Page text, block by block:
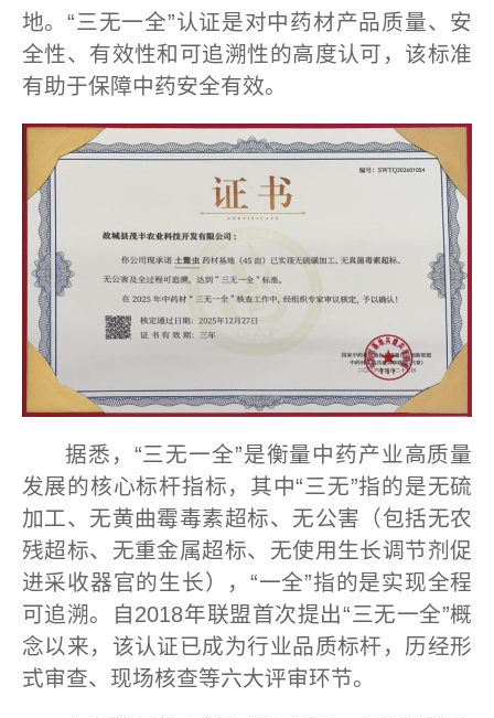
地。‌“三无一全”认证是对中药材产品质量、安
全性、有效性和可追溯性的高度认可，该标准
有助于保障中药安全有效。
据悉，“三无一全”是衡量中药产业高质量
发展的核心标杆指标，其中“三无”指的是无硫
加工、无黄曲霉毒素超标、无公害（包括无农
残超标、无重金属超标、无使用生长调节剂促
进采收器官的生长），“一全”指的是实现全程
可追溯。自2018年联盟首次提出“三无一全”概
念以来，该认证已成为行业品质标杆，历经形
式审查、现场核查等六大评审环节。